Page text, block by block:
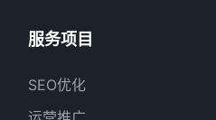
服务项目
SEO优化